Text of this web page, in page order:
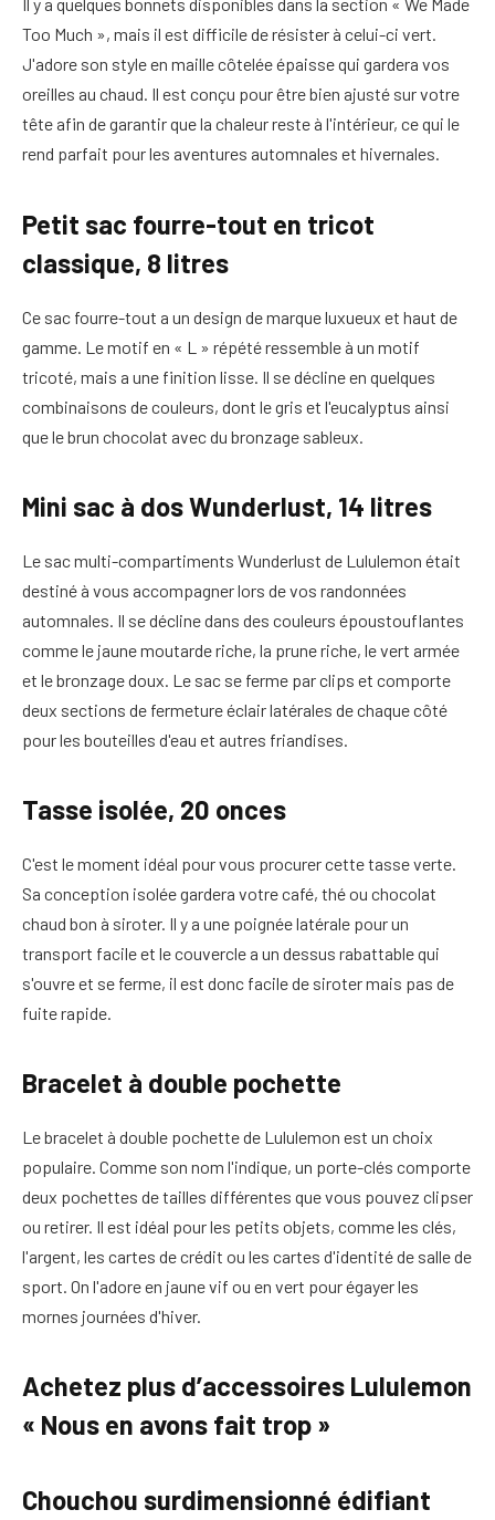
Il y a quelques bonnets disponibles dans la section « We Made
Too Much », mais il est difficile de résister à celui-ci vert.
J'adore son style en maille côtelée épaisse qui gardera vos
oreilles au chaud. Il est conçu pour être bien ajusté sur votre
tête afin de garantir que la chaleur reste à l'intérieur, ce qui le
rend parfait pour les aventures automnales et hivernales.
Petit sac fourre-tout en tricot
classique, 8 litres
Ce sac fourre-tout a un design de marque luxueux et haut de
gamme. Le motif en « L » répété ressemble à un motif
tricoté, mais a une finition lisse. Il se décline en quelques
combinaisons de couleurs, dont le gris et l'eucalyptus ainsi
que le brun chocolat avec du bronzage sableux.
Mini sac à dos Wunderlust, 14 litres
Le sac multi-compartiments Wunderlust de Lululemon était
destiné à vous accompagner lors de vos randonnées
automnales. Il se décline dans des couleurs époustouflantes
comme le jaune moutarde riche, la prune riche, le vert armée
et le bronzage doux. Le sac se ferme par clips et comporte
deux sections de fermeture éclair latérales de chaque côté
pour les bouteilles d'eau et autres friandises.
Tasse isolée, 20 onces
C'est le moment idéal pour vous procurer cette tasse verte.
Sa conception isolée gardera votre café, thé ou chocolat
chaud bon à siroter. Il y a une poignée latérale pour un
transport facile et le couvercle a un dessus rabattable qui
s'ouvre et se ferme, il est donc facile de siroter mais pas de
fuite rapide.
Bracelet à double pochette
Le bracelet à double pochette de Lululemon est un choix
populaire. Comme son nom l'indique, un porte-clés comporte
deux pochettes de tailles différentes que vous pouvez clipser
ou retirer. Il est idéal pour les petits objets, comme les clés,
l'argent, les cartes de crédit ou les cartes d'identité de salle de
sport. On l'adore en jaune vif ou en vert pour égayer les
mornes journées d'hiver.
Achetez plus d’accessoires Lululemon
« Nous en avons fait trop »
Chouchou surdimensionné édifiant